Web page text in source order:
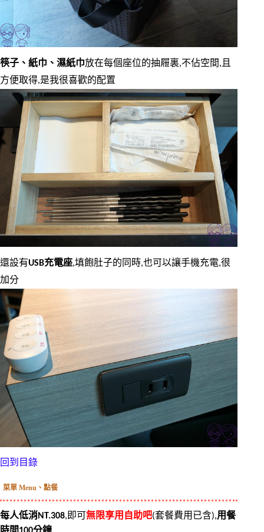
筷子、紙巾、濕紙巾放在每個座位的抽屜裏,不佔空間,且
方便取得,是我很喜歡的配置
還設有USB充電座,填飽肚子的同時,也可以讓手機充電,很
加分
回到目錄
菜單 Menu、點餐
每人低消NT.308,即可 無限享用自助吧(套餐費用已含),用餐